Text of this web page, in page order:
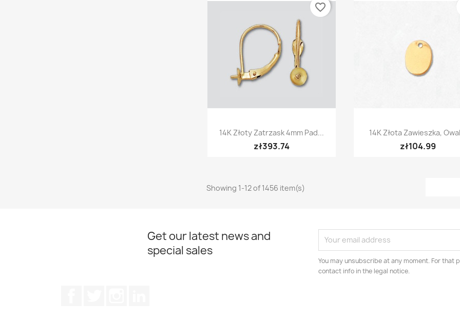
Quick view
14K Złoty Zatrzask 4mm Pad...
zł393.74
favorite_border
Quick view
14K Złota Zawieszka,
zł104.99
Showing 1-12 of 1456 item(s)
Get our latest news and
special sales
You may unsubscribe at any moment. For that
contact info in the legal notice.